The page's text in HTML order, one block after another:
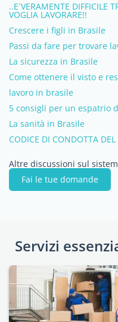
..E´VERAMENTE DIFFICILE
VOGLIA LAVORARE!!
Crescere i figli in Brasile
Passi da fare per trovare
La sicurezza in Brasile
Come ottenere il visto e
lavoro in brasile
5 consigli per un espatrio
La sanità in Brasile
CODICE DI CONDOTTA
Altre discussioni sul
Fai le tue domande
Servizi